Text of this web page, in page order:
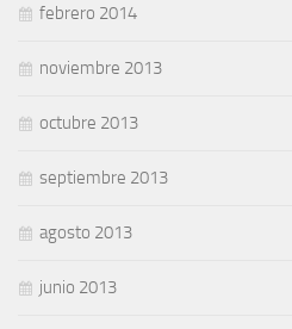
febrero 2014
noviembre 2013
octubre 2013
septiembre 2013
agosto 2013
junio 2013